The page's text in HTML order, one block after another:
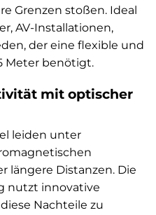
Grenzen stoßen. Ideal
AV-Installationen,
der eine flexible und
Meter benötigt.
mit optischer
leiden unter
längere Distanzen. Die
nutzt innovative
Nachteile zu